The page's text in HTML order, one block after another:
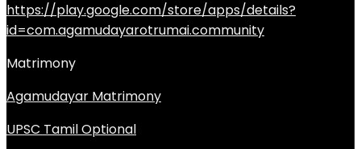
https://play.google.com/store/apps/details?
id=com.agamudayarotrumai.community
Matrimony
Agamudayar Matrimony
UPSC Tamil Optional